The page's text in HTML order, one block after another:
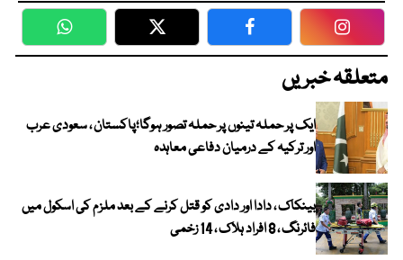
WhatsApp Twitter Facebook
متعلقہ خبریں
ایک پر حملہ تینوں پر حملہ تصور ہوگا؛پاکستان ، سعودی عرب
اور ترکیہ کے درمیان دفاعی معاہدہ
بینکاک ، دادا اور دادی کو قتل کرنے کے بعد ملزم کی اسکول میں
فائرنگ ، 8 افراد ہلاک ، 14 زخمی